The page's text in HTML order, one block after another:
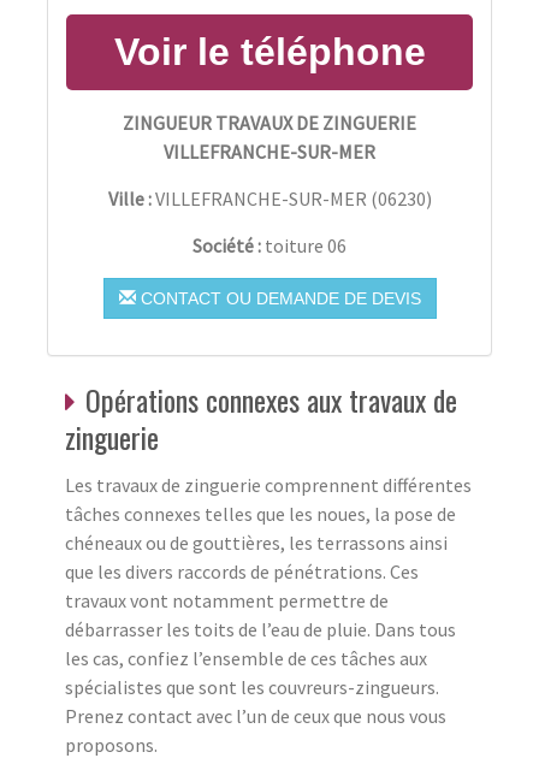
ZINGUEUR TRAVAUX DE ZINGUERIE
VILLEFRANCHE-SUR-MER
Ville :VILLEFRANCHE-SUR-MER (06230)
Société : toiture 06
CONTACT OU DEMANDE DE DEVIS
Opérations connexes aux travaux de
zinguerie
Les travaux de zinguerie comprennent différentes
tâches connexes telles que les noues, la pose de
chéneaux ou de gouttières, les terrassons ainsi
que les divers raccords de pénétrations. Ces
travaux vont notamment permettre de
débarrasser les toits de l’eau de pluie. Dans tous
les cas, confiez l’ensemble de ces tâches aux
spécialistes que sont les couvreurs-zingueurs.
Prenez contact avec l’un de ceux que nous vous
proposons.